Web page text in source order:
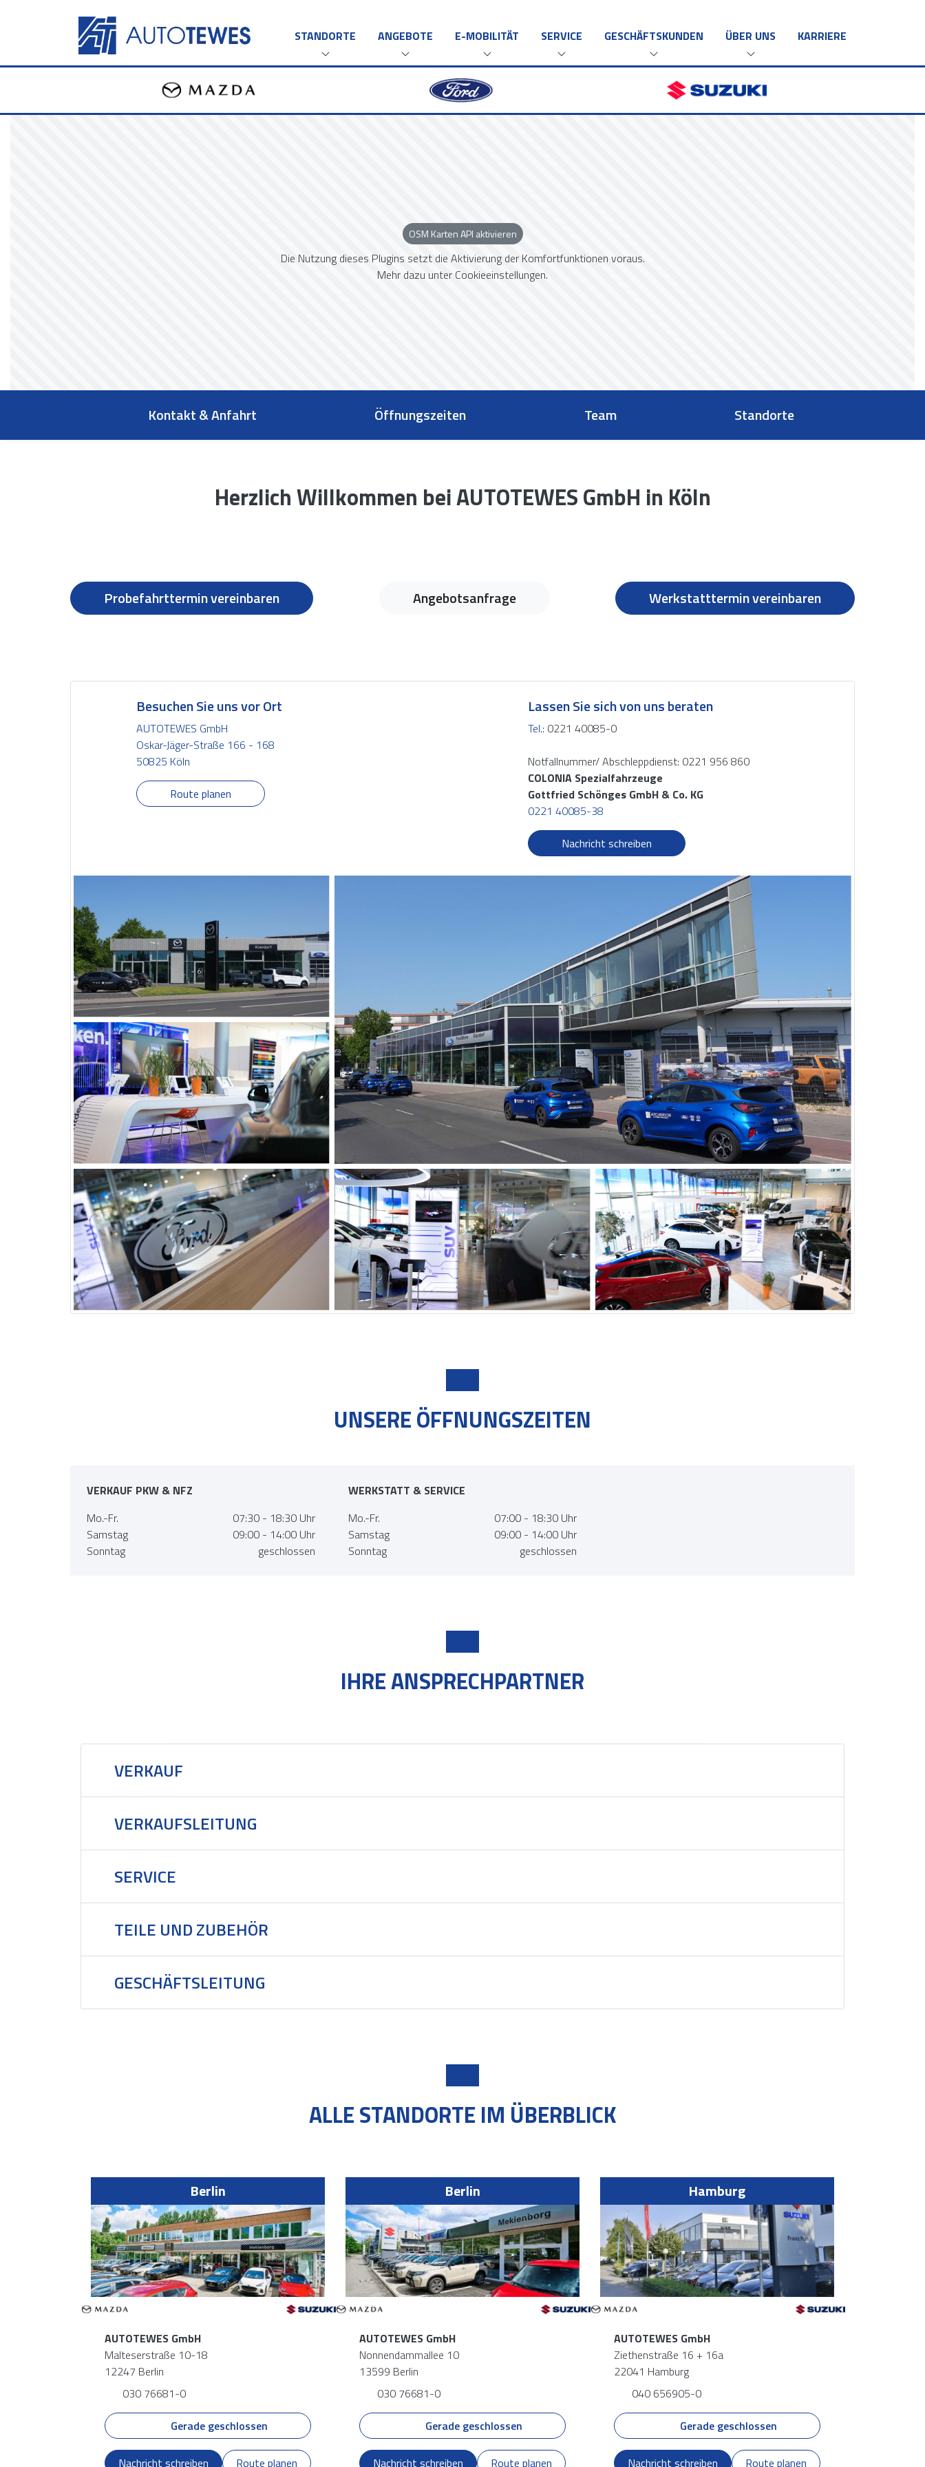
STANDORTE ANGEBOTE E-MOBILITÄT SERVICE GESCHÄFTSKUNDEN ÜBER UNS KARRIERE
OSM Karten API aktivieren
Die Nutzung dieses Plugins setzt die Aktivierung der Komfortfunktionen voraus.
Mehr dazu unter Cookieeinstellungen.
Kontakt & Anfahrt Öffnungszeiten Team Standorte
Herzlich Willkommen bei AUTOTEWESGmbH in Köln
Probefahrttermin vereinbaren Angebotsanfrage Werkstatttermin vereinbaren
Besuchen Sie uns vor Ort
AUTOTEWES GmbH
Oskar-Jäger-Straße 166 - 168
50825 Köln
Route planen
Lassen Sie sich von uns beraten
Tel.: 0221 40085-0
Notfallnummer/ Abschleppdienst: 0221 956 860
COLONIA Spezialfahrzeuge
Gottfried Schönges GmbH & Co. KG
0221 40085-38
Nachricht schreiben
UNSERE ÖFFNUNGSZEITEN
VERKAUF PKW & NFZ
Mo.-Fr.
07:30 - 18:30 Uhr
Samstag
09:00 - 14:00 Uhr
Sonntag
geschlossen
WERKSTATT & SERVICE
Mo.-Fr.
07:00 - 18:30 Uhr
Samstag
09:00 - 14:00 Uhr
Sonntag
geschlossen
IHRE ANSPRECHPARTNER
VERKAUF
VERKAUFSLEITUNG
SERVICE
TEILE UND ZUBEHÖR
GESCHÄFTSLEITUNG
ALLE STANDORTE IM ÜBERBLICK
Berlin
AUTOTEWES GmbH
Malteserstraße 10-18
12247 Berlin
030 76681-0
Gerade geschlossen
Nachricht schreiben Route planen
Berlin
AUTOTEWES GmbH
Nonnendammallee 10
13599 Berlin
030 76681-0
Gerade geschlossen
Nachricht schreiben Route planen
Hamburg
AUTOTEWES GmbH
Ziethenstraße 16 + 16a
22041 Hamburg
040 656905-0
Gerade geschlossen
Nachricht schreiben Route planen